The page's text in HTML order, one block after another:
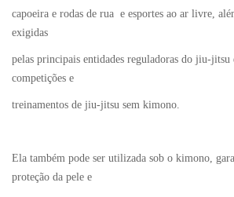
capoeira e rodas de rua e esportes ao ar livre,
exigidas
pelas principais entidades reguladoras do jiu-
competições e
treinamentos de jiu-jitsu sem kimono.
Ela também pode ser utilizada sob o kimono,
proteção da pele e